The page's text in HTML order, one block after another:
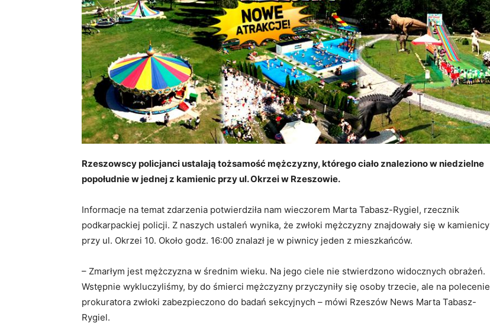
Rzeszowscy policjanci ustalają tożsamość mężczyzny, którego ciało znaleziono w niedzielne
popołudnie w jednej z kamienic przy ul. Okrzei w Rzeszowie.
Informacje na temat zdarzenia potwierdziła nam wieczorem Marta Tabasz-Rygiel, rzecznik
podkarpackiej policji. Z naszych ustaleń wynika, że zwłoki mężczyzny znajdowały się w kamienicy
przy ul. Okrzei 10. Około godz. 16:00 znalazł je w piwnicy jeden z mieszkańców.
– Zmarłym jest mężczyzna w średnim wieku. Na jego ciele nie stwierdzono widocznych obrażeń.
Wstępnie wykluczyliśmy, by do śmierci mężczyzny przyczyniły się osoby trzecie, ale na polecenie
prokuratora zwłoki zabezpieczono do badań sekcyjnych – mówi Rzeszów News Marta Tabasz-
Rygiel.